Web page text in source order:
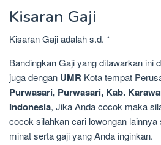
Kisaran Gaji
Kisaran Gaji adalah s.d. *
Bandingkan Gaji yang ditawarkan ini
juga dengan UMR Kota tempat
Purwasari, Purwasari, Kab.
Indonesia, Jika Anda cocok maka
cocok silahkan cari lowongan
minat serta gaji yang Anda inginkan.